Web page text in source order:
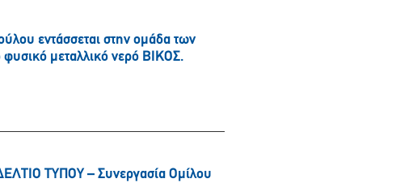
εντάσσεται στην ομάδα των
φυσικό μεταλλικό νερό ΒΙΚΟΣ.
ΤΥΠΟΥ – Συνεργασία Ομίλου